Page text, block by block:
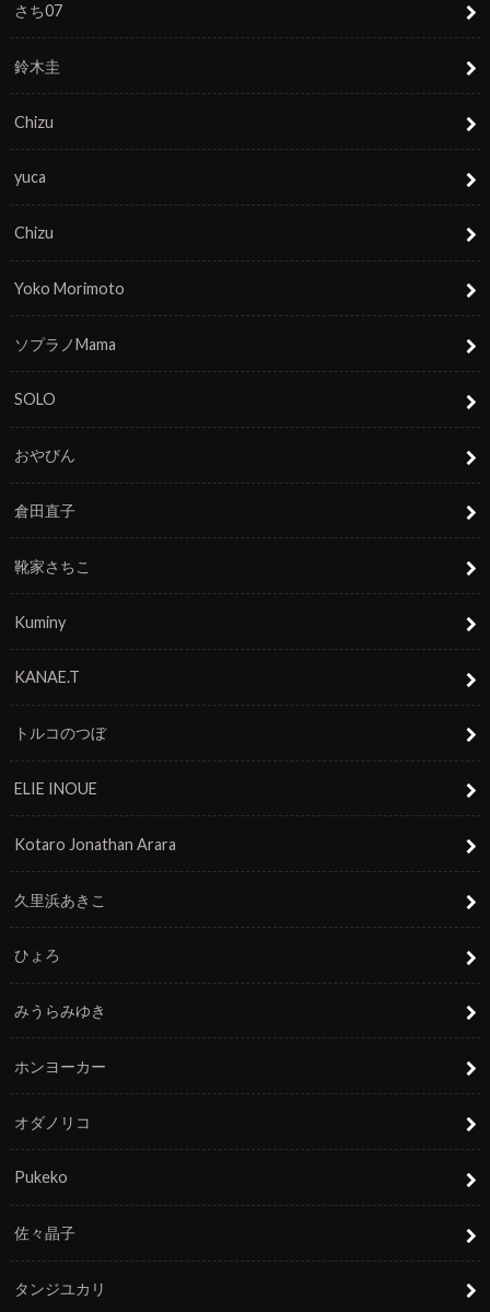
さち07
鈴木圭
Chizu
yuca
Chizu
Yoko Morimoto
ソプラノMama
SOLO
おやびん
倉田直子
靴家さちこ
Kuminy
KANAE.T
トルコのつぼ
ELIE INOUE
Kotaro Jonathan Arara
久里浜あきこ
ひょろ
みうらみゆき
ホンヨーカー
オダノリコ
Pukeko
佐々晶子
タンジユカリ